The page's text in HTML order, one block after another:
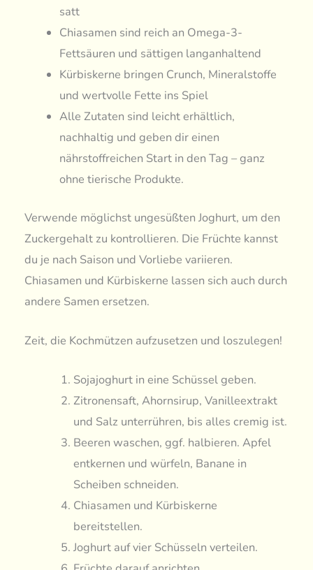
satt
Chiasamen sind reich an Omega-3-
Fettsäuren und sättigen langanhaltend
Kürbiskerne bringen Crunch, Mineralstoffe
und wertvolle Fette ins Spiel
Alle Zutaten sind leicht erhältlich,
nachhaltig und geben dir einen
nährstoffreichen Start in den Tag – ganz
ohne tierische Produkte.
Verwende möglichst ungesüßten Joghurt, um den
Zuckergehalt zu kontrollieren. Die Früchte kannst
du je nach Saison und Vorliebe variieren.
Chiasamen und Kürbiskerne lassen sich auch durch
andere Samen ersetzen.
Zeit, die Kochmützen aufzusetzen und loszulegen!
Sojajoghurt in eine Schüssel geben.
Zitronensaft, Ahornsirup, Vanilleextrakt
und Salz unterrühren, bis alles cremig ist.
Beeren waschen, ggf. halbieren. Apfel
entkernen und würfeln, Banane in
Scheiben schneiden.
Chiasamen und Kürbiskerne
bereitstellen.
Joghurt auf vier Schüsseln verteilen.